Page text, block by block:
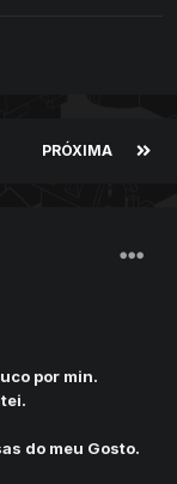
PRÓXIMA
por min.
do meu Gosto.